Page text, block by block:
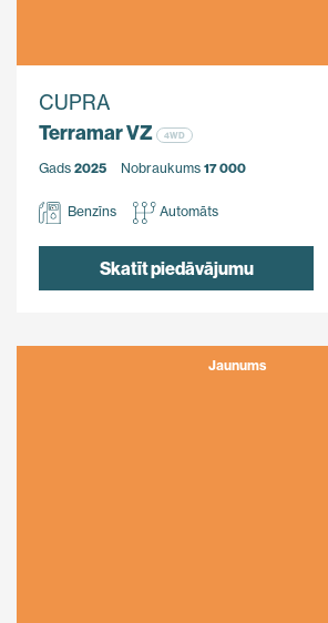
CUPRA
Terramar VZ
4WD
Gads 2025 Nobraukums 17 000
Benzīns Automāts
Skatīt piedāvājumu
Jaunums